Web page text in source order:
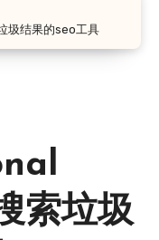
圾结果的seo工具
索垃圾